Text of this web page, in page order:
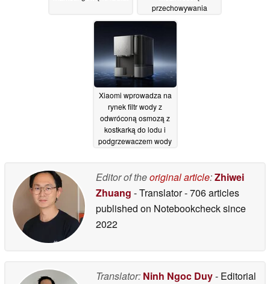
przechowywania
muzyki offline są już
importu
Xiaomi wprowadza na
rynek filtr wody z
odwróconą osmozą z
kostkarką do lodu i
podgrzewaczem wody
Editor of theoriginal article:Zhiwei
Zhuang - Translator- 706 articles
published on Notebookchecksince
2022
Translator: Ninh Ngoc Duy- Editorial